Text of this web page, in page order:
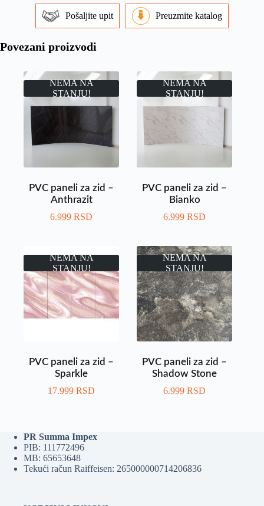
Pošaljite upit Preuzmite katalog
Povezani proizvodi
NEMA NA
STANJU!
PVC paneli za zid –
Anthrazit
6.999RSD
NEMA NA
STANJU!
PVC paneli za zid –
Bianko
6.999RSD
NEMA NA
STANJU!
PVC paneli za zid –
Sparkle
17.999RSD
NEMA NA
STANJU!
PVC paneli za zid –
Shadow Stone
6.999RSD
PR Summa Impex
PIB: 111772496
MB: 65653648
Tekući račun Raiffeisen: 265000000714206836